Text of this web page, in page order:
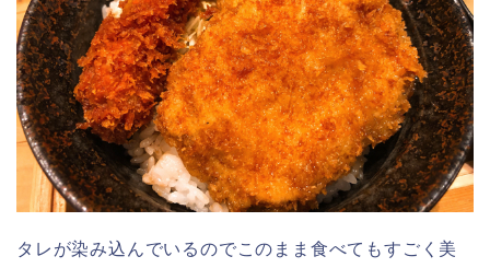
タレが染み込んでいるのでこのまま食べてもすごく美